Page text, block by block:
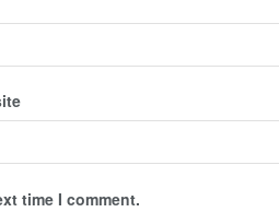
time I comment.